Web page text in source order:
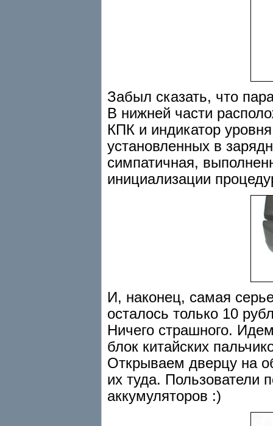
Забыл сказать, что
В нижней части
КПК и индикатор
установленных в
симпатичная,
инициализации
И, наконец, самая
осталось только 10
Ничего страшного.
блок китайских
Открываем дверцу на
их туда. Пользователи
аккумуляторов :)